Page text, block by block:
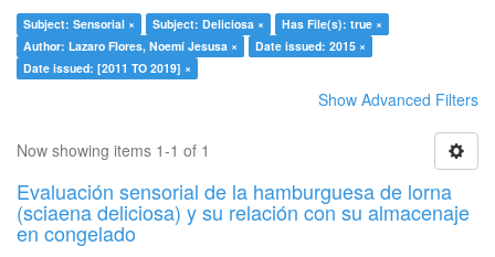
Subject: Sensorial × Subject: Deliciosa ×
Has File(s): true ×
Author: Lazaro Flores, Noemí Jesusa ×
Date issued: 2015 ×
Date issued: [2011 TO 2019] ×
Show Advanced Filters
Now showing items 1-1 of 1
Evaluación sensorial de la hamburguesa de lorna
(sciaena deliciosa) y su relación con su almacenaje
en congelado